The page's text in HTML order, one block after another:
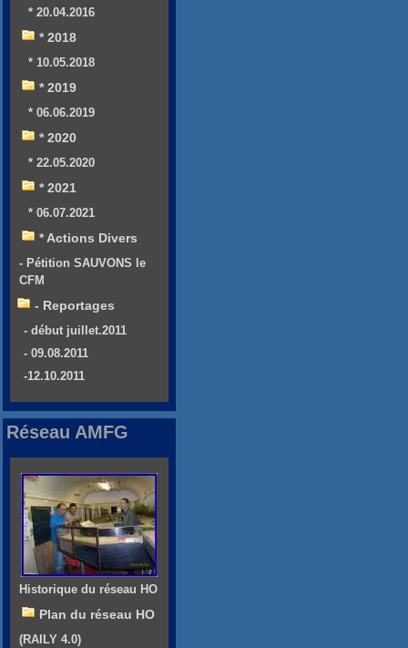
* 20.04.2016
* 2018
* 10.05.2018
* 2019
* 06.06.2019
* 2020
* 22.05.2020
* 2021
* 06.07.2021
* Actions Divers
- Pétition SAUVONS le
CFM
- Reportages
- début juillet.2011
- 09.08.2011
-12.10.2011
Réseau AMFG
Historique du réseau HO
Plan du réseau HO
(RAILY 4.0)